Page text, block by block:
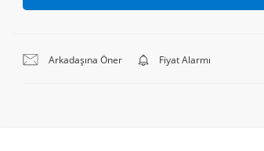
Arkadaşına Öner Fiyat Alarmı